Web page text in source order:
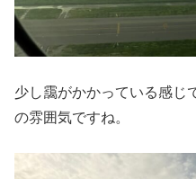
少し靄がかかっている感じ
の雰囲気ですね。